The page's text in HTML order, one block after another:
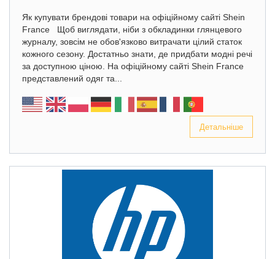
Як купувати брендові товари на офіційному сайті Shein
France Щоб виглядати, ніби з обкладинки глянцевого
журналу, зовсім не обов'язково витрачати цілий статок
кожного сезону. Достатньо знати, де придбати модні речі
за доступною ціною. На офіційному сайті Shein France
представлений одяг та...
Детальніше